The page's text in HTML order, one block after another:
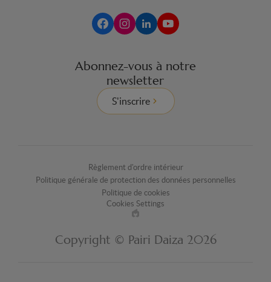
Abonnez-vous à notre
newsletter
S'inscrire
Règlement d'ordre intérieur
Politique générale de protection des données personnelles
Politique de cookies
Cookies Settings
Made
by
Copyright © Pairi Daiza 2026